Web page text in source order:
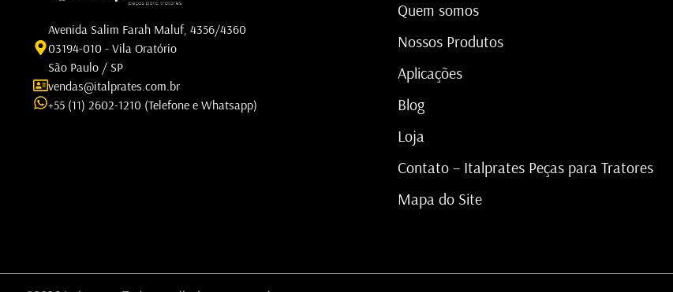
Avenida Salim Farah Maluf, 4356/4360
03194-010 - Vila Oratório
São Paulo / SP
vendas@italprates.com.br
+55 (11) 2602-1210 (Telefone e Whatsapp)
Quem somos
Nossos Produtos
Aplicações
Blog
Loja
Contato – Italprates Peças para Tratores
Mapa do Site